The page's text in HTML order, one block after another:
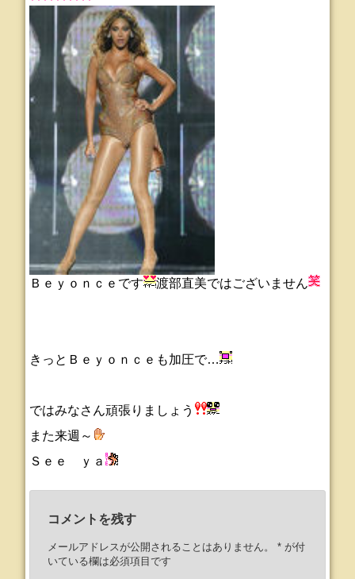
Ｂｅｙｏｎｃｅです 渡部直美ではございません
きっとＢｅｙｏｎｃｅも加圧で…
ではみなさん頑張りましょう
また来週～
Ｓｅｅ ｙａ
コメントを残す
メールアドレスが公開されることはありません。 *が付
いている欄は必須項目です